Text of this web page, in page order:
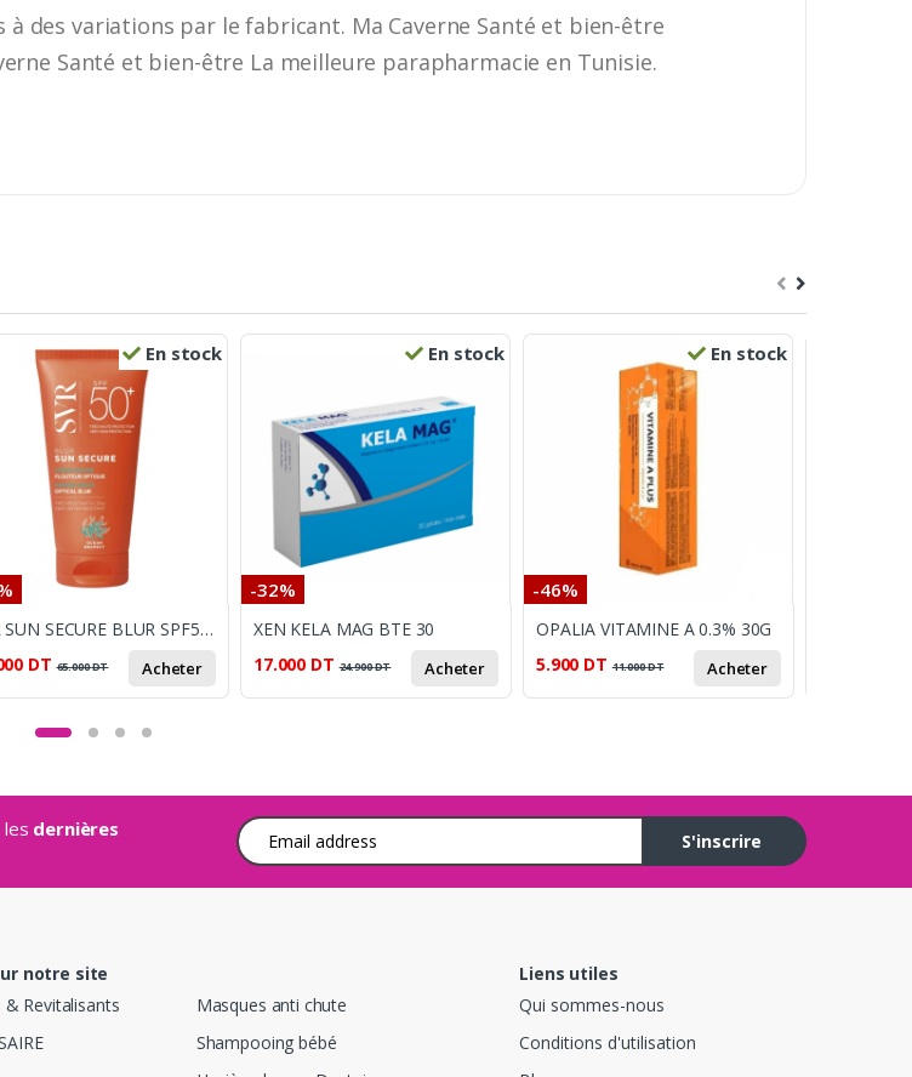
des variations par le fabricant. Ma Caverne Santé et bien-être
Santé et bien-être La meilleure parapharmacie en Tunisie.
En stock
SVR SUN SECURE BLUR SPF50+ 50ML
DT 65.000DT Acheter
En stock
-32%
XEN KELA MAG BTE 30
17.000 DT 24.900DT Acheter
En stock
-46%
OPALIA VITAMINE A 0.3% 30G
5.900 DT 11.000DT Acheter
les dernières
Adresse e-mail
S'inscrire
notre site
Revitalisants
Masques anti chute
Shampooing bébé
Liens utiles
Qui sommes-nous
Conditions d'utilisation